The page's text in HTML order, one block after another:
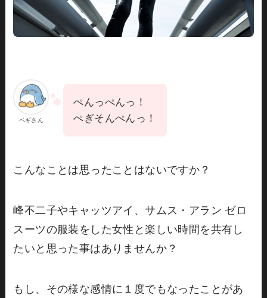
ペギさん
ぺんっぺんっ！
ぺぎそんぺんっ！
こんなことは思ったことはないですか？
峰不二子やキャッツアイ、サムス・アラン ゼロ
スーツの服装をした女性と楽しい時間を共有し
たいと思った事はありませんか？
もし、その様な感情に１度でもなったことがあ